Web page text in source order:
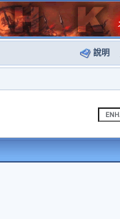
說明